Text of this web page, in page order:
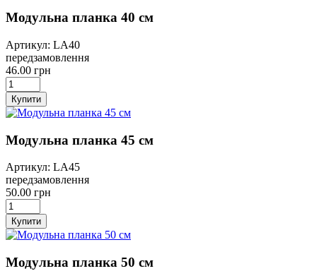
Модульна планка 40 см
Артикул: LA40
передзамовлення
46.00 грн
Купити
Модульна планка 45 см
Артикул: LA45
передзамовлення
50.00 грн
Купити
Модульна планка 50 см